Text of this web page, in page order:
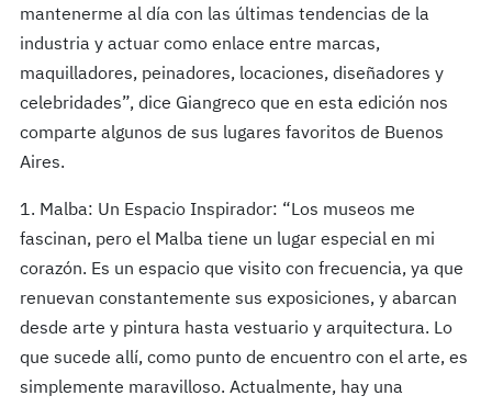
mantenerme al día con las últimas tendencias de la
industria y actuar como enlace entre marcas,
maquilladores, peinadores, locaciones, diseñadores y
celebridades”, dice Giangreco que en esta edición nos
comparte algunos de sus lugares favoritos de Buenos
Aires.
1. Malba: Un Espacio Inspirador: “Los museos me
fascinan, pero el Malba tiene un lugar especial en mi
corazón. Es un espacio que visito con frecuencia, ya que
renuevan constantemente sus exposiciones, y abarcan
desde arte y pintura hasta vestuario y arquitectura. Lo
que sucede allí, como punto de encuentro con el arte, es
simplemente maravilloso. Actualmente, hay una